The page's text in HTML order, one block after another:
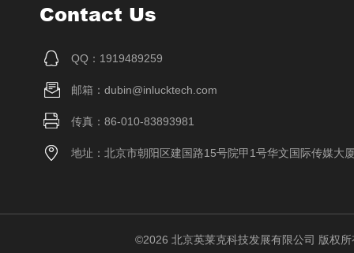
Contact Us
QQ：1919489259
邮箱：dubin@inlucktech.com
传真：86-010-83893981
地址：北京市朝阳区建国路15号院甲1号华文国际传媒大
©2026 北京英莱克科技发展有限公司 版